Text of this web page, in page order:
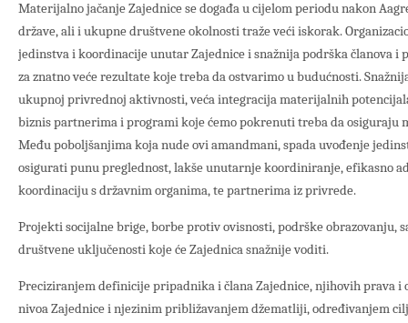
Materijalno jačanje Zajednice se događa u cijelom periodu nakon
države, ali i ukupne društvene okolnosti traže veći iskorak.
jedinstva i koordinacije unutar Zajednice i snažnija podrška članova i
za znatno veće rezultate koje treba da ostvarimo u budućnosti.
ukupnoj privrednoj aktivnosti, veća integracija materijalnih
biznis partnerima i programi koje ćemo pokrenuti treba da osiguraju
Među poboljšanjima koja nude ovi amandmani, spada uvođenje
osigurati punu preglednost, lakše unutarnje koordiniranje, efikasno
koordinaciju s državnim organima, te partnerima iz privrede.
Projekti socijalne brige, borbe protiv ovisnosti, podrške obrazovanju,
društvene uključenosti koje će Zajednica snažnije voditi.
Preciziranjem definicije pripadnika i člana Zajednice, njihovih prava
nivoa Zajednice i njezinim približavanjem džematliji, određivanjem